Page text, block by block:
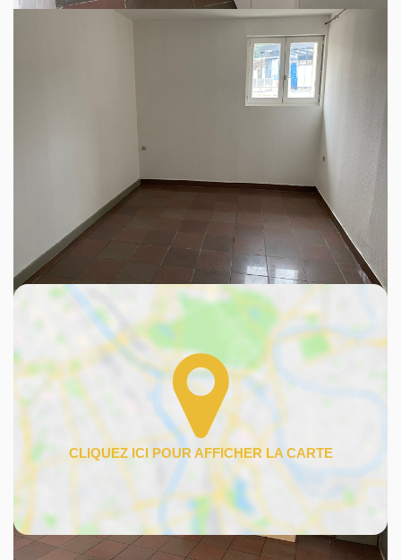
Ce bien est soumis à un diagnostic ERP (État
des Risques et Pollutions). Pour en savoir plus,
https://www.georisques.gouv.fr/
Découvrez votre futur quartier
Avec votre expert TOUTATISSIMMO